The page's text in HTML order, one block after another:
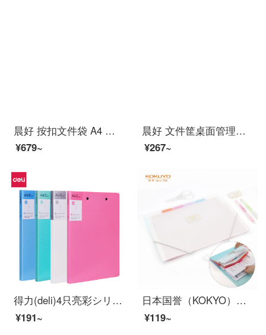
晨好 按扣文件袋 A4 纽扣网格袋 资料档案袋 混色 100个
¥679~
晨好 文件筐桌面管理盘 财务资料筐 凭证框 文件框栏 us-2011 颜色随机
¥267~
得力(deli)4只亮彩シリーズA 4双強力挟みハードフォルダステンレス冶具試験巻資料詩朗読契約書挟みファイル収納Office用品27030
¥191~
日本国誉（KOKYO）淡彩クッキー学生薄手のコンパクトオルガンバッグファイル収納袋A 46階7袋透明WSG-DFC 70 T
¥119~